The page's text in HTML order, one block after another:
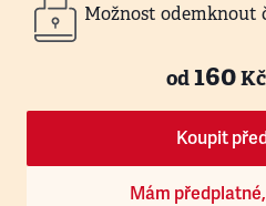
Možnost odemknout
od160
Koupit
Mám